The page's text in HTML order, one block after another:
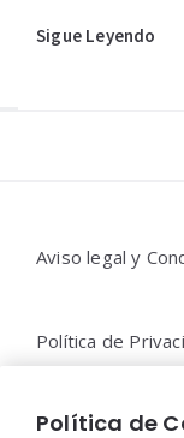
Sigue Leyendo
Aviso legal y
Política de
Contacto |
Política de